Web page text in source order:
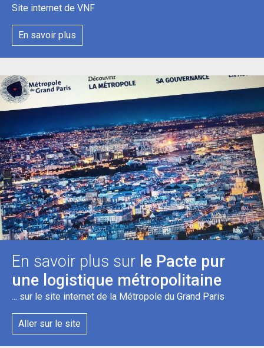
Site internet de VNF
En savoir plus
En savoir plus sur le Pacte pur
une logistique métropolitaine
... sur le site internet de la Métropole du Grand Paris
Aller sur le site